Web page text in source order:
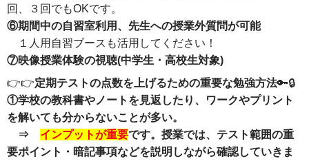
回、３回でもOKです。
⑥期間中の自習室利用、先生への授業外質問が可能
１人用自習ブースも活用してください！
⑦映像授業体験の視聴(中学生・高校生対象)
👉👉定期テストの点数を上げるための重要な勉強方法🔑🔒
①学校の教科書やノートを見返したり、ワークやプリント
を解いても分からないことが多い。
⇒ インプットが重要です。授業では、テスト範囲の重
要ポイント・暗記事項などを説明しながら確認していきま